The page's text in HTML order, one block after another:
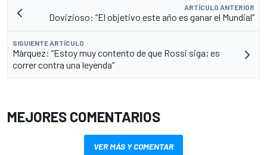
ARTÍCULO ANTERIOR
Dovizioso: “El objetivo este año es ganar el Mundial”
SIGUIENTE ARTÍCULO
Márquez: “Estoy muy contento de que Rossi siga; es
correr contra una leyenda”
MEJORES COMENTARIOS
VER MÁS Y COMENTAR